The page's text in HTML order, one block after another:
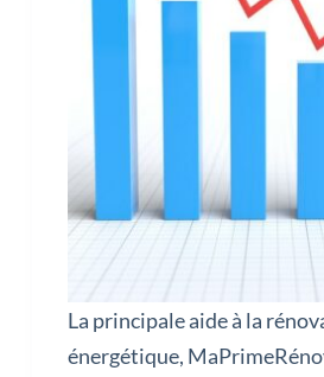
La principale aide à la
énergétique,